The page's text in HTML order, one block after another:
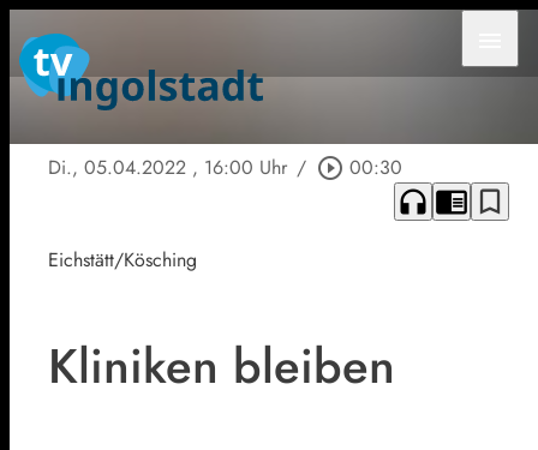
Di., 05.04.2022 , 16:00 Uhr / play_circle_outline 00:30
headphones chrome_reader_mode bookmark_border
Eichstätt/Kösching
Kliniken bleiben